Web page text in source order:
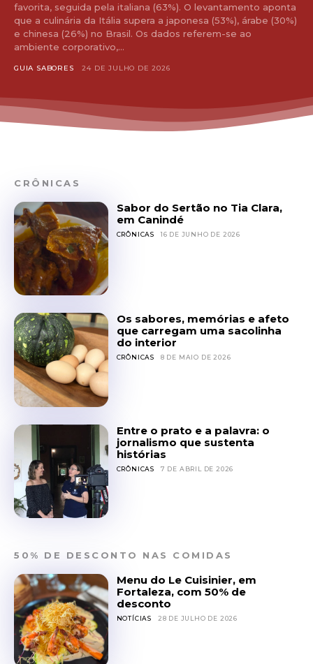
favorita, seguida pela italiana (63%). O levantamento aponta
que a culinária da Itália supera a japonesa (53%), árabe (30%)
e chinesa (26%) no Brasil. Os dados referem-se ao
ambiente corporativo,...
GUIA SABORES 24 DE JULHO DE 2026
CRÔNICAS
Sabor do Sertão no Tia Clara,
em Canindé
CRÔNICAS 16 DE JUNHO DE 2026
Os sabores, memórias e afeto
que carregam uma sacolinha
do interior
CRÔNICAS 8 DE MAIO DE 2026
Entre o prato e a palavra: o
jornalismo que sustenta
histórias
CRÔNICAS 7 DE ABRIL DE 2026
50% DE DESCONTO NAS COMIDAS
Menu do Le Cuisinier, em
Fortaleza, com 50% de
desconto
NOTÍCIAS 28 DE JULHO DE 2026